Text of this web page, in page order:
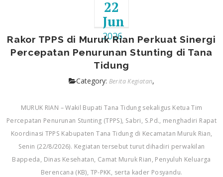
22
Jun
2026
Rakor TPPS di Muruk Rian Perkuat Sinergi
Percepatan Penurunan Stunting di Tana
Tidung
Category: Berita Kegiatan,
MURUK RIAN – Wakil Bupati Tana Tidung sekaligus Ketua Tim
Percepatan Penurunan Stunting (TPPS), Sabri, S.Pd., menghadiri Rapat
Koordinasi TPPS Kabupaten Tana Tidung di Kecamatan Muruk Rian,
Senin (22/8/2026). Kegiatan tersebut turut dihadiri perwakilan
Bappeda, Dinas Kesehatan, Camat Muruk Rian, Penyuluh Keluarga
Berencana (KB), TP-PKK, serta kader Posyandu.